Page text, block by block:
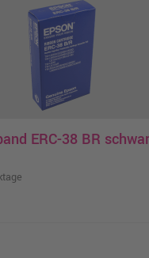
ERC-38 BR